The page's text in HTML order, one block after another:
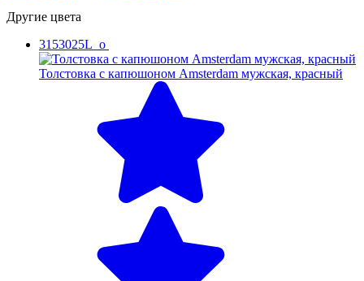
Другие цвета
3153025L_o
Толстовка с капюшоном Amsterdam мужская, красный